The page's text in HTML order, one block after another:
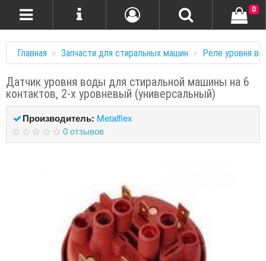
0
Главная Запчасти для стиральных машин Реле уровня
Датчик уровня воды для стиральной машины на 6
контактов, 2-х уровневый (универсальный)
Производитель: Metalflex
0 отзывов